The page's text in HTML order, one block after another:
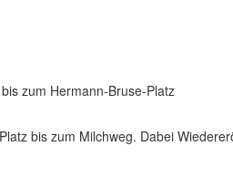
zum Hermann-Bruse-Platz
bis zum Milchweg. Dabei